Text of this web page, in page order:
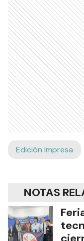
Edición Impresa
NOTAS